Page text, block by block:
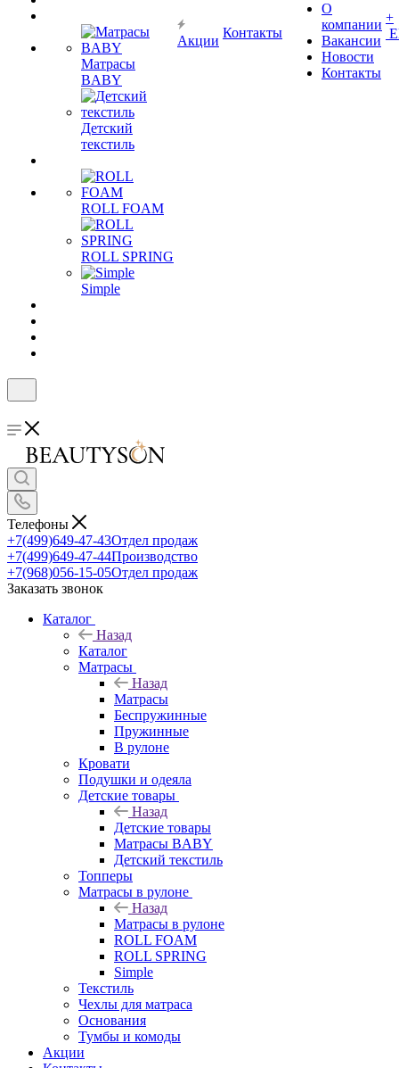
Матрасы
BABY
Детский
текстиль
ROLL FOAM
ROLL SPRING
Simple
Акции
Контакты
О
компании
Вакансии
Новости
Контакты
+
Телефоны
+7(499)649-47-43Отдел продаж
+7(499)649-47-44Производство
+7(968)056-15-05Отдел продаж
Заказать звонок
Каталог
Назад
Каталог
Матрасы
Назад
Матрасы
Беспружинные
Пружинные
В рулоне
Кровати
Подушки и одеяла
Детские товары
Назад
Детские товары
Матрасы BABY
Детский текстиль
Топперы
Матрасы в рулоне
Назад
Матрасы в рулоне
ROLL FOAM
ROLL SPRING
Simple
Текстиль
Чехлы для матраса
Основания
Тумбы и комоды
Акции